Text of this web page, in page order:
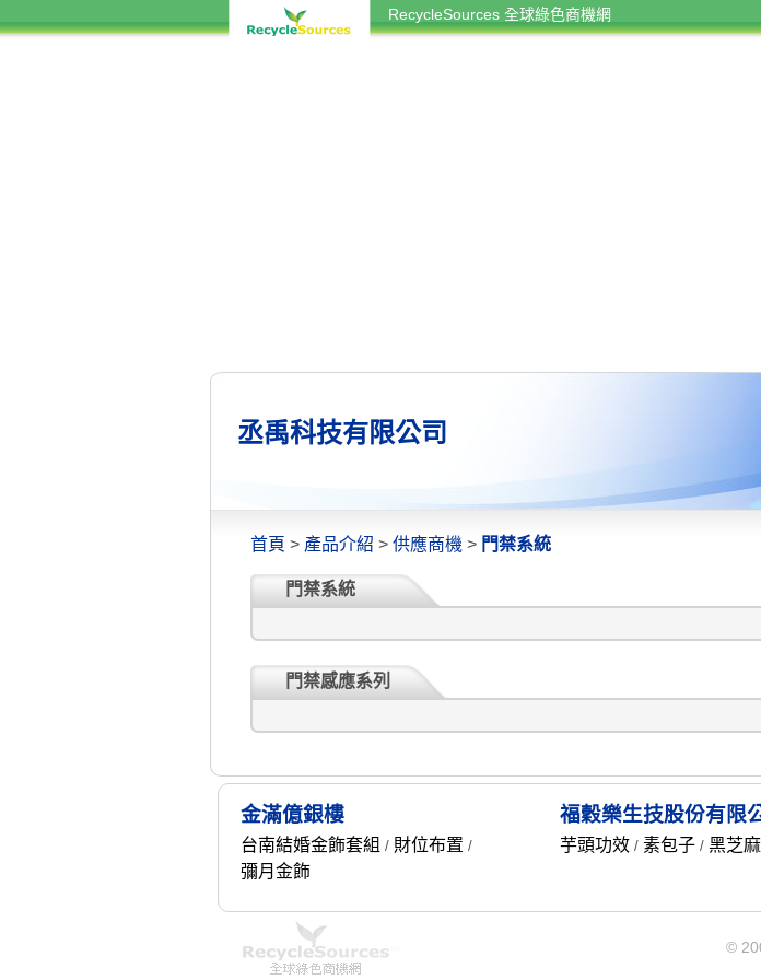
RecycleSources 全球綠色商機網
丞禹科技有限公司
首頁 > 產品介紹 > 供應商機 > 門禁系統
門禁系統
門禁感應系列
金滿億銀樓
台南結婚金飾套組 / 財位布置 /
彌月金飾
福穀樂生技股份有限
芋頭功效 /素包子 /黑芝
©